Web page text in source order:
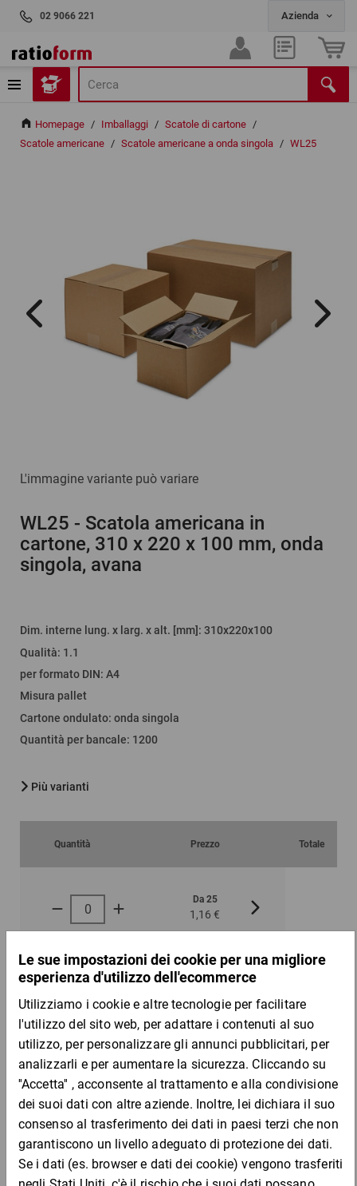
02 9066 221
Homepage / Imballaggi / Scatole di cartone /
Scatole americane / Scatole americane a onda singola / WL25
L'immagine variante può variare
WL25 - Scatola americana in
cartone, 310 x 220 x 100 mm, onda
singola, avana
Dim. interne lung. x larg. x alt. [mm] : 310x220x100
Qualità: 1.1
per formato DIN: A4
Misura pallet
Cartone ondulato: onda singola
Quantità per bancale: 1200
Più varianti
Quantità Prezzo Totale
Da 25
1,16 €
Campione
DESCRIZIONE DEL PRODOTTO
I nostri cartoni recano il simbolo RESY, ovvero soddisfano tutti i
requisiti che ne garantiscono la riciclabilità.
Vantaggi:
montaggio rapido
portata massima 10 kg
Materiale: